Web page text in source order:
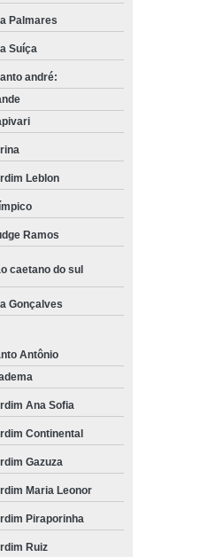
Palmares
Suíça
andré:
Leblon
Ramos
caetano do sul
Gonçalves
Antônio
Ana Sofia
Continental
Gazuza
Maria Leonor
Piraporinha
Ruiz